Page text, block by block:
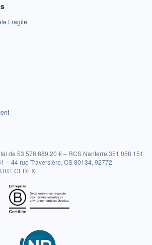
Fragile
de 53 576 889,20 € – RCS Nanterre 351 058 151
– 44 rue Traversière, CS 80134, 92772
CEDEX